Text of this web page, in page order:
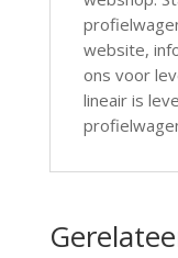
website,
ons voor
lineair is